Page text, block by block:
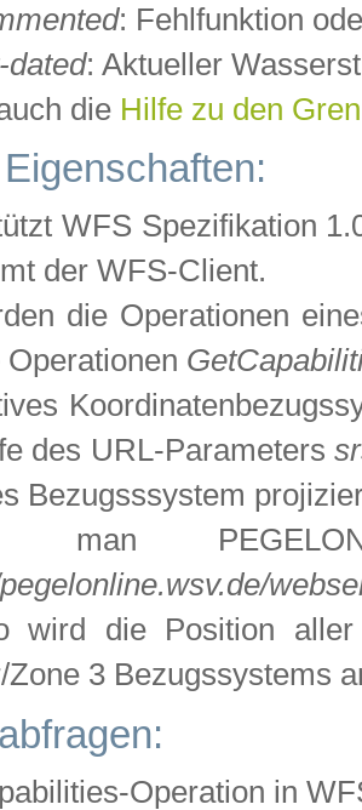
: Fehlfunktion
dated: Aktueller
die Hilfe zu den
WFS Spezifikation
der WFS-Client.
die Operationen
Operationen
des URL-Parameters
Bezugsssystem
man
wird die Position
Zone 3 Bezugssystems
Operation in